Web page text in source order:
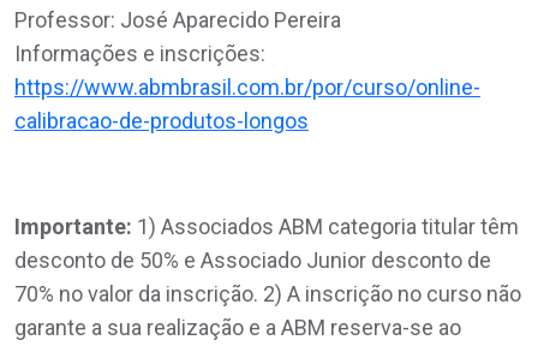
Professor: José Aparecido Pereira
Informações e inscrições:
https://www.abmbrasil.com.br/por/curso/online-
calibracao-de-produtos-longos
Importante: 1) Associados ABM categoria titular têm
desconto de 50% e Associado Junior desconto de
70% no valor da inscrição. 2) A inscrição no curso não
garante a sua realização e a ABM reserva-se ao